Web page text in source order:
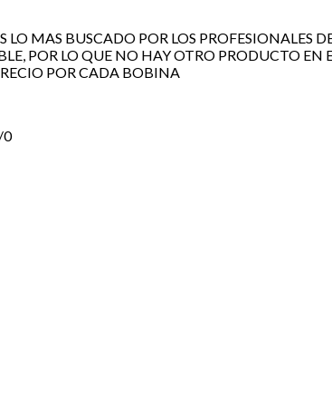
LO MAS BUSCADO POR LOS PROFESIONALES
POR LO QUE NO HAY OTRO PRODUCTO
POR CADA BOBINA
0